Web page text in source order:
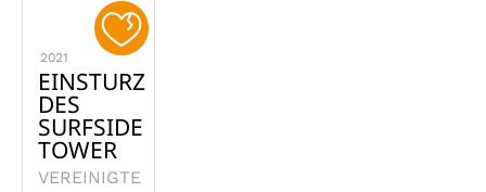
2021
EINSTURZ
DES
SURFSIDE
TOWER
VEREINIGTE